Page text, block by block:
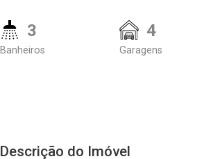
3
Banheiros
4
Garagens
Descrição do Imóvel